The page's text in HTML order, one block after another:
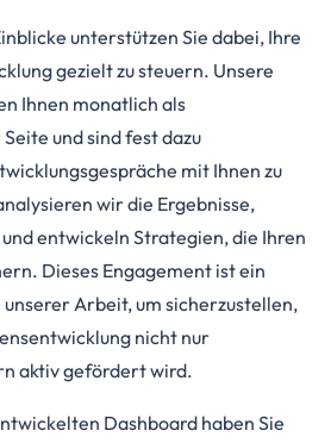
unterstützen Sie dabei, Ihre
gezielt zu steuern. Unsere
Ihnen monatlich als
und sind fest dazu
mit Ihnen zu
wir die Ergebnisse,
entwickeln Strategien, die Ihren
Dieses Engagement ist ein
Arbeit, um sicherzustellen,
nicht nur
aktiv gefördert wird.
Dashboard haben Sie